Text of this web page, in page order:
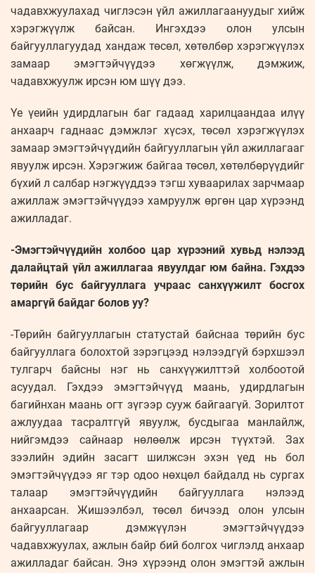
чадавхжуулахад чиглэсэн үйл ажиллагаануудыг хийж
хэрэгжүүлж байсан. Ингэхдээ олон улсын
байгууллагуудад хандаж төсөл, хөтөлбөр хэрэгжүүлэх
замаар эмэгтэйчүүдээ хөгжүүлж, дэмжиж,
чадавхжуулж ирсэн юм шүү дээ.
Үе үеийн удирдлагын баг гадаад харилцаандаа илүү
анхаарч гаднаас дэмжлэг хүсэх, төсөл хэрэгжүүлэх
замаар эмэгтэйчүүдийн байгууллагын үйл ажиллагааг
явуулж ирсэн. Хэрэгжиж байгаа төсөл, хөтөлбөрүүдийг
бүхий л салбар нэгжүүддээ тэгш хуваарилах зарчмаар
ажиллаж эмэгтэйчүүдээ хамруулж өргөн цар хүрээнд
ажилладаг.
-Эмэгтэйчүүдийн холбоо цар хүрээний хувьд нэлээд
далайцтай үйл ажиллагаа явуулдаг юм байна. Гэхдээ
төрийн бус байгууллага учраас санхүүжилт босгох
амаргүй байдаг болов уу?
-Төрийн байгууллагын статустай байснаа төрийн бус
байгууллага болохтой зэрэгцээд нэлээдгүй бэрхшээл
тулгарч байсны нэг нь санхүүжилттэй холбоотой
асуудал. Гэхдээ эмэгтэйчүүд маань, удирдлагын
багийнхан маань огт зүгээр сууж байгаагүй. Зорилтот
ажлуудаа тасралтгүй явуулж, бусдыгаа манлайлж,
нийгэмдээ сайнаар нөлөөлж ирсэн түүхтэй. Зах
зээлийн эдийн засагт шилжсэн эхэн үед нь бол
эмэгтэйчүүдээ яг тэр одоо нөхцөл байдалд нь сургах
талаар эмэгтэйчүүдийн байгууллага нэлээд
анхаарсан. Жишээлбэл, төсөл бичээд олон улсын
байгууллагаар дэмжүүлэн эмэгтэйчүүдээ
чадавхжуулах, ажлын байр бий болгох чиглэлд анхаар
ажилладаг байсан. Энэ хүрээнд олон эмэгтэй ажлын